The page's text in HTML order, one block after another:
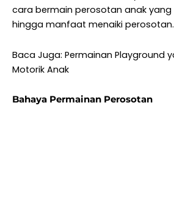
cara bermain perosotan anak
hingga manfaat menaiki perosotan.
Baca Juga: Permainan Playground
Motorik Anak
Bahaya Permainan Perosotan